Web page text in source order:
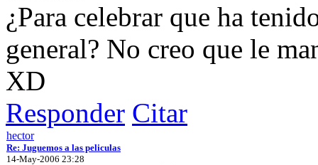
¿Para celebrar que ha
general? No creo que le
XD
Responder Citar
hector
Re: Juguemos a las peliculas
14-May-2006 23:28